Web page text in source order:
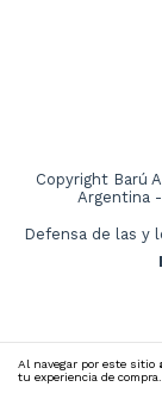
Al navegar por este sitio
tu experiencia de compra.
Copyright Barú
Argentina
Defensa de las y